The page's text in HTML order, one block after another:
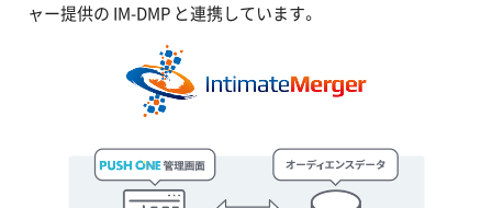
ャー提供の IM-DMP と連携しています。